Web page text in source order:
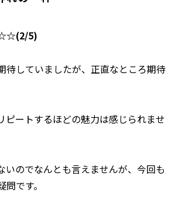
5)
待していましたが、正直なところ期待
ピートするほどの魅力は感じられませ
いのでなんとも言えませんが、今回も
です。